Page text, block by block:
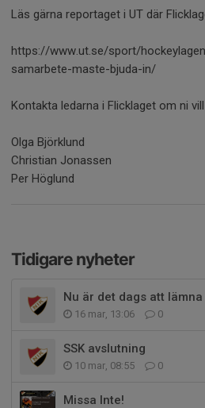
Läs gärna reportaget i UT där
https://www.ut.se/sport/
samarbete-maste-bjuda-in/
Kontakta ledarna i Flicklaget om ni
Olga Björklund
Christian Jonassen
Per Höglund
Tidigare nyheter
Nu är det dags att
16 mar, 13:06 0
SSK avslutning
10 mar, 08:55 0
Missa Inte!